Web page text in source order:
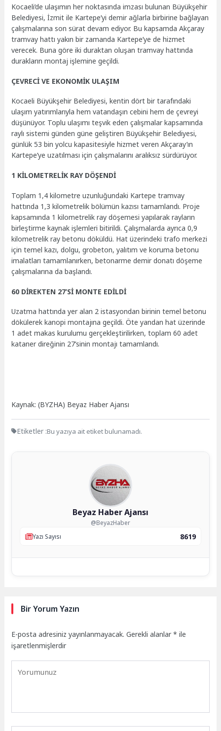
Kocaeli’de ulaşımın her noktasında imzası bulunan Büyükşehir
Belediyesi, İzmit ile Kartepe’yi demir ağlarla birbirine bağlayan
çalışmalarına son sürat devam ediyor. Bu kapsamda Akçaray
tramvay hattı yakın bir zamanda Kartepe’ye de hizmet
verecek. Buna göre iki duraktan oluşan tramvay hattında
durakların montaj işlemine geçildi.
ÇEVRECİ VE EKONOMİK ULAŞIM
Kocaeli Büyükşehir Belediyesi, kentin dört bir tarafındaki
ulaşım yatırımlarıyla hem vatandaşın cebini hem de çevreyi
düşünüyor. Toplu ulaşımı teşvik eden çalışmalar kapsamında
raylı sistemi günden güne geliştiren Büyükşehir Belediyesi,
günlük 53 bin yolcu kapasitesiyle hizmet veren Akçaray’ın
Kartepe’ye uzatılması için çalışmalarını aralıksız sürdürüyor.
1 KİLOMETRELİK RAY DÖŞENDİ
Toplam 1,4 kilometre uzunluğundaki Kartepe tramvay
hattında 1,3 kilometrelik bölümün kazısı tamamlandı. Proje
kapsamında 1 kilometrelik ray döşemesi yapılarak rayların
birleştirme kaynak işlemleri bitirildi. Çalışmalarda ayrıca 0,9
kilometrelik ray betonu döküldü. Hat üzerindeki trafo merkezi
için temel kazı, dolgu, grobeton, yalıtım ve koruma betonu
imalatları tamamlanırken, betonarme demir donatı döşeme
çalışmalarına da başlandı.
60 DİREKTEN 27’Sİ MONTE EDİLDİ
Uzatma hattında yer alan 2 istasyondan birinin temel betonu
dökülerek kanopi montajına geçildi. Öte yandan hat üzerinde
1 adet makas kurulumu gerçekleştirilirken, toplam 60 adet
kataner direğinin 27’sinin montajı tamamlandı.
Kaynak: (BYZHA) Beyaz Haber Ajansı
Etiketler :Bu yazıya ait etiket bulunamadı.
Beyaz Haber Ajansı
@BeyazHaber
Yazı Sayısı
8619
Bir Yorum Yazın
E-posta adresiniz yayınlanmayacak. Gerekli alanlar* ile
işaretlenmişlerdir